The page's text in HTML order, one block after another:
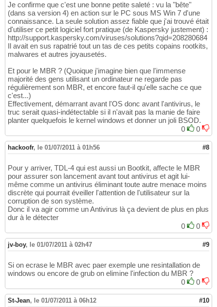
Je confirme que c'est une bonne petite saleté : vu la "bête"
(dans sa version 4) en action sur le PC sous MS Win 7 d'une
connaissance. La seule solution assez fiable que j'ai trouvé était
d'utiliser ce petit logiciel fort pratique (de Kaspersky justement) :
http://support.kaspersky.com/viruses/solutions?qid=208280684
Il avait en sus rapatrié tout un tas de ces petits copains rootkits,
malwares et autres joyausetés.
Et pour le MBR ? (Quoique j'imagine bien que l'immense
majorité des gens utilisant un ordinateur ne regarde pas
régulièrement son MBR, et encore faut-il qu'elle sache ce que
c'est...)
Effectivement, démarrant avant l'OS donc avant l'antivirus, le
truc serait quasi-indétectable si il n'avait pas la manie de faire
planter quelquefois le kernel windows et donner un joli BSOD.
0
0
hackoofr, le 01/07/2011 à 01h56 #8
Pour y arriver, TDL-4 qui est aussi un Bootkit, affecte le MBR
pour assurer son lancement avant tout antivirus et agit lui-
même comme un antivirus éliminant toute autre menace moins
discrète qui pourrait éveiller l'attention de l'utilisateur sur la
corruption de son système.
Donc il va agir comme un Antivirus là ça devient de plus en plus
dur à le détecter
0
0
jv-boy, le 01/07/2011 à 02h47 #9
Si on ecrase le MBR avec paer exemple une resintallation de
windows ou encore de grub on elimine l'infection du MBR ?
0
0
St-Jean, le 01/07/2011 à 06h12 #10